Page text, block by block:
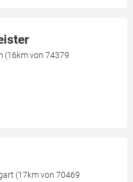
(16km von 74379
(17km von 70469